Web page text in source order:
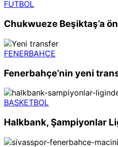
FUTBOL
Chukwueze Beşiktaş’a
FENERBAHÇE
Fenerbahçe’nin yeni
BASKETBOL
Halkbank, Şampiyonlar